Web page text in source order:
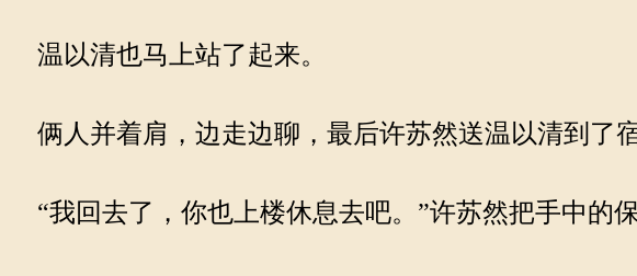
温以清也马上站了起来。
俩人并着肩，边走边聊，最后许苏然送温以清到了宿
“我回去了，你也上楼休息去吧。”许苏然把手中的